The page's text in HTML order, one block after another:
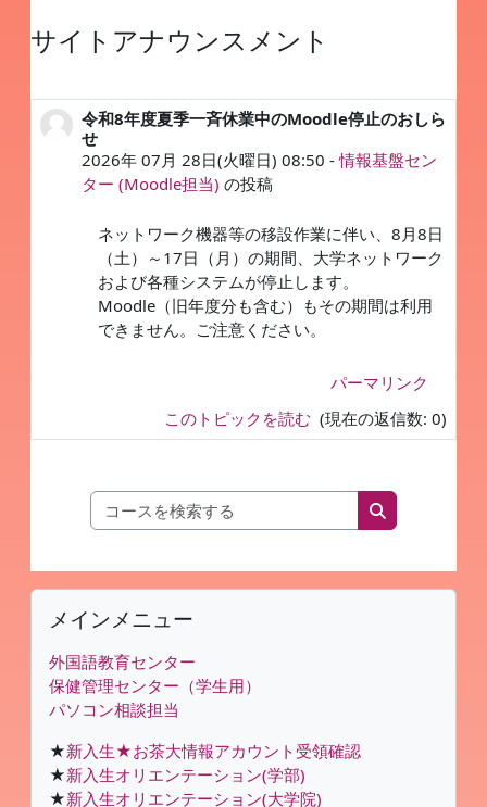
サイトアナウンスメント
令和8年度夏季一斉休業中のMoodle停止のおしら
せ
2026年 07月 28日(火曜日) 08:50 -情報基盤セン
ター (Moodle担当) の投稿
ネットワーク機器等の移設作業に伴い、8月8日
（土）～17日（月）の期間、大学ネットワーク
および各種システムが停止します。
Moodle（旧年度分も含む）もその期間は利用
できません。ご注意ください。
パーマリンク
このトピックを読む (現在の返信数: 0)
コースを検索する
コースを検索
ブロック
メインメニュー をスキップする
メインメニュー
外国語教育センター
保健管理センター（学生用）
パソコン相談担当
★新入生★お茶大情報アカウント受領確認
★新入生オリエンテーション(学部)
★新入生オリエンテーション(大学院)